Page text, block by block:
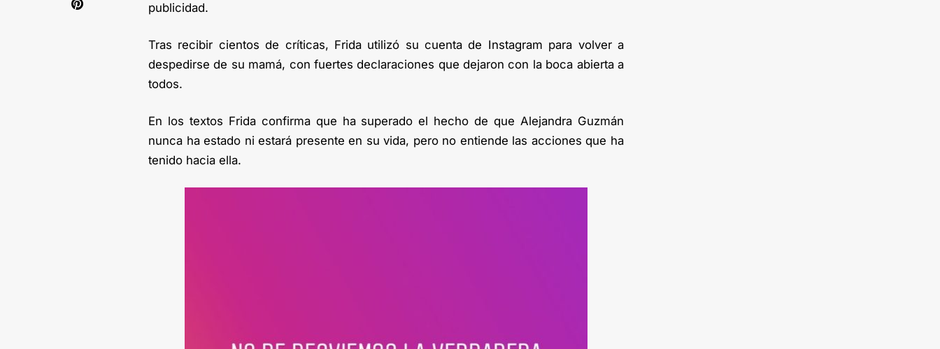
publicidad.
Tras recibir cientos de críticas, Frida utilizó su cuenta de Instagram para volver a
despedirse de su mamá, con fuertes declaraciones que dejaron con la boca abierta a
todos.
En los textos Frida confirma que ha superado el hecho de que Alejandra Guzmán
nunca ha estado ni estará presente en su vida, pero no entiende las acciones que ha
tenido hacia ella.